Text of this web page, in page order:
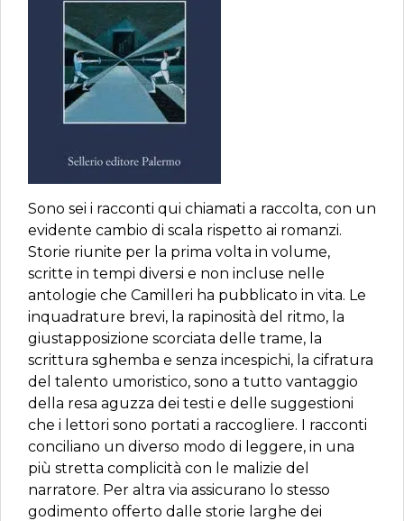
Sono sei i racconti qui chiamati a raccolta, con un
evidente cambio di scala rispetto ai romanzi.
Storie riunite per la prima volta in volume,
scritte in tempi diversi e non incluse nelle
antologie che Camilleri ha pubblicato in vita. Le
inquadrature brevi, la rapinosità del ritmo, la
giustapposizione scorciata delle trame, la
scrittura sghemba e senza incespichi, la cifratura
del talento umoristico, sono a tutto vantaggio
della resa aguzza dei testi e delle suggestioni
che i lettori sono portati a raccogliere. I racconti
conciliano un diverso modo di leggere, in una
più stretta complicità con le malizie del
narratore. Per altra via assicurano lo stesso
godimento offerto dalle storie larghe dei